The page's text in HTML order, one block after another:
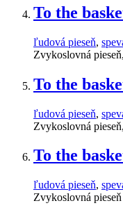
To the
ľudová pieseň,
Zvykoslovná
To the
ľudová pieseň,
Zvykoslovná
To the
ľudová pieseň,
Zvykoslovná